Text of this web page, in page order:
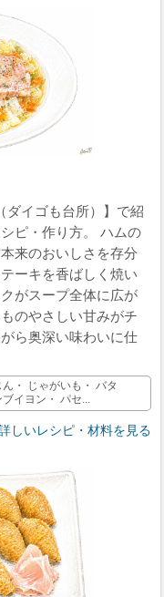
ダイゴも台所）】で紹
ピ・作り方。 ハムの
来のおいしさを存分
ーキを香ばしく焼い
がスープ全体に広が
のやさしい甘みがチ
ら奥深い味わいに仕
・ じゃがいも・ バタ
イヨン・ パセ...
しいレシピ・材料を見る